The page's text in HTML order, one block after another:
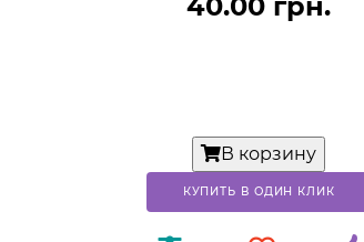
В корзину
КУПИТЬ В ОДИН КЛИК